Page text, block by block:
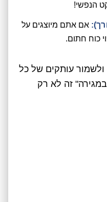
הנפשי!
אם אתם מיוצגים על
כוח חתום.
עותקים של כל
זה לא רק